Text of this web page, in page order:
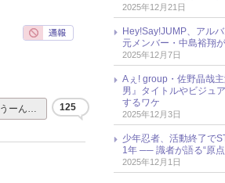
うーん… 125
2025年12月21日
Hey!Say!JUMP、アル
元メンバー・中島裕翔
2025年12月7日
Aぇ! group・佐野晶哉
男』タイトルやビジュ
するワケ
2025年12月3日
少年忍者、活動終了で
1年 ── 識者が語る“原
2025年12月1日